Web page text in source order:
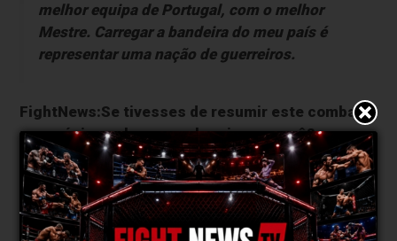
melhor equipa de Portugal, com o melhor
Mestre. Carregar a bandeira do meu país é
representar uma nação de guerreiros.
FightNews:Se tivesses de resumir este combate
numa única palavra, qual seria e porquê?
Guerra, porque sou um guerreiro.